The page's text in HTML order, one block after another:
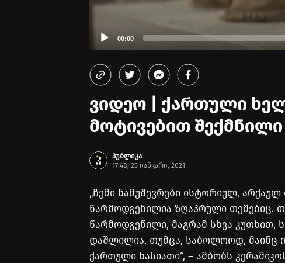
00:00
ვიდეო | ქართული
მოტივებით შექმნილი
პუბლიკა
17:48, 25 იანვარი, 2021
„ჩემი ნამუშევრები ისტორიულ, არქაულ
წარმოდგენილია ზღაპრული თემებიც.
წარმოდგენილი, მაგრამ სხვა კუთხით,
დაშლილია, თუმცა, საბოლოოდ, მაინც
ქართული ხასიათი“, – ამბობს